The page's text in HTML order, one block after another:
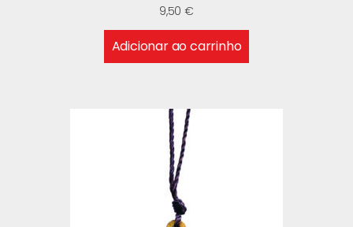
9,50€
Adicionar ao carrinho